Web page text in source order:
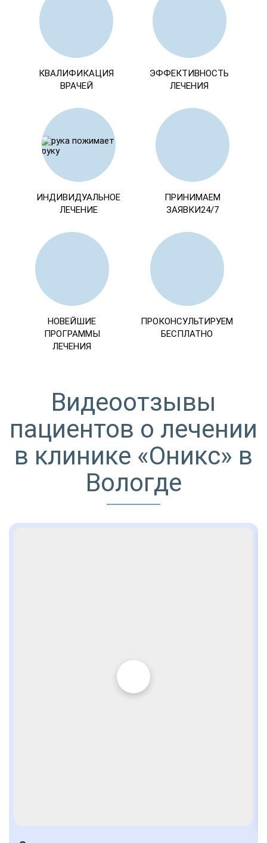
КВАЛИФИКАЦИЯ
ВРАЧЕЙ
ЭФФЕКТИВНОСТЬ
ЛЕЧЕНИЯ
ИНДИВИДУАЛЬНОЕ
ЛЕЧЕНИЕ
ПРИНИМАЕМ
ЗАЯВКИ24/7
НОВЕЙШИЕ
ПРОГРАММЫ
ЛЕЧЕНИЯ
ПРОКОНСУЛЬТИРУЕМ
БЕСПЛАТНО
Видеоотзывы
пациентов о лечении
в клинике «Оникс» в
Вологде